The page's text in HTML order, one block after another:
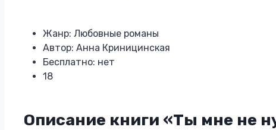
Жанр: Любовные романы
Автор: Анна Криницинская
Бесплатно: нет
18
Описание книги «Ты мне не